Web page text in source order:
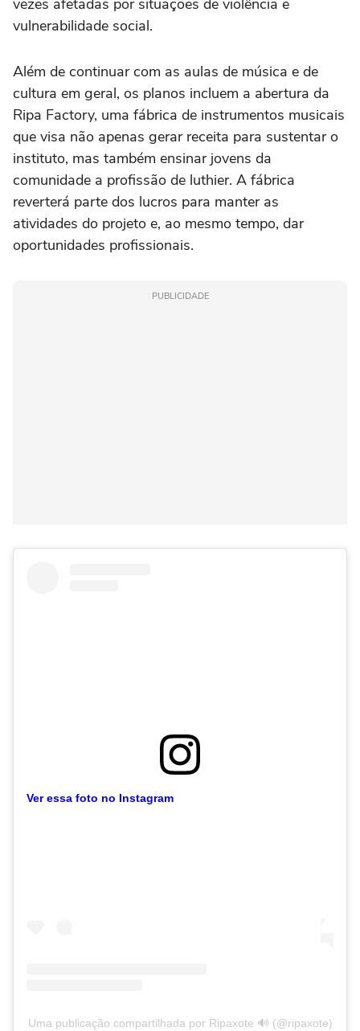
vulnerabilidade social.
Além de continuar com as aulas de música e de
cultura em geral, os planos incluem a abertura da
Ripa Factory, uma fábrica de instrumentos musicais
que visa não apenas gerar receita para sustentar o
instituto, mas também ensinar jovens da
comunidade a profissão de luthier. A fábrica
reverterá parte dos lucros para manter as
atividades do projeto e, ao mesmo tempo, dar
oportunidades profissionais.
PUBLICIDADE
Ver essa foto no Instagram
Uma publicação compartilhada por Ripaxote 🔊 (@ripaxote)